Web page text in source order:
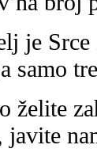
je
samo
želite
javite